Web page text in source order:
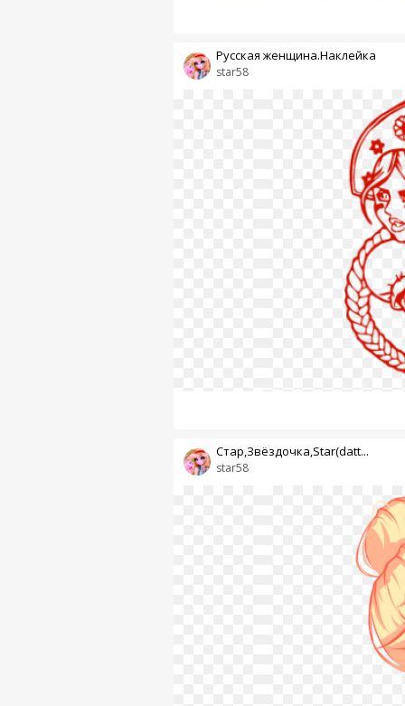
star58
Русская женщина.Наклейка
star58
Стар,Звёздочка,Star(datt...